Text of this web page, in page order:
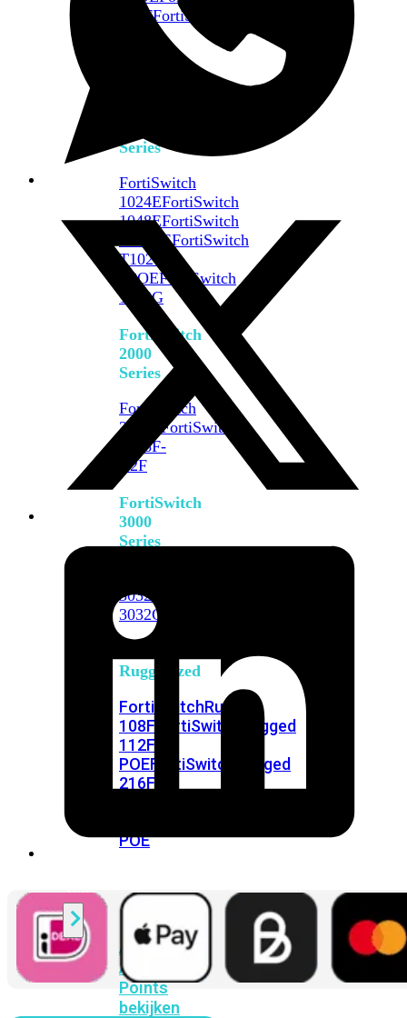
648FFortiSwitch
Series
FortiSwitch
1024EFortiSwitch
1048EFortiSwitch
T1024EFortiSwitch
T1024F-
FPOEFortiSwitch
1048G
FortiSwitch
2000
Series
FortiSwitch
2048F FortiSwitch
2048F-
B2F
FortiSwitch
3000
Series
3032E
3032G
Ruggedized
FortiSwitchRugged
108F FortiSwitchRugged
112F-
POEFortiSwitchRugged
216F-
POE
WiFi
Alle
Access
Points
bekijken